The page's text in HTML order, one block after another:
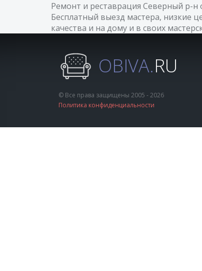
Ремонт и реставрация Северный р-
Бесплатный выезд мастера, низкие
качества и на дому и в своих
OBIVA.RU
© Все права защищены 2005 - 2026
Политика конфиденциальности